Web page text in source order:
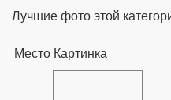
Лучшие фото этой
Место Картинка